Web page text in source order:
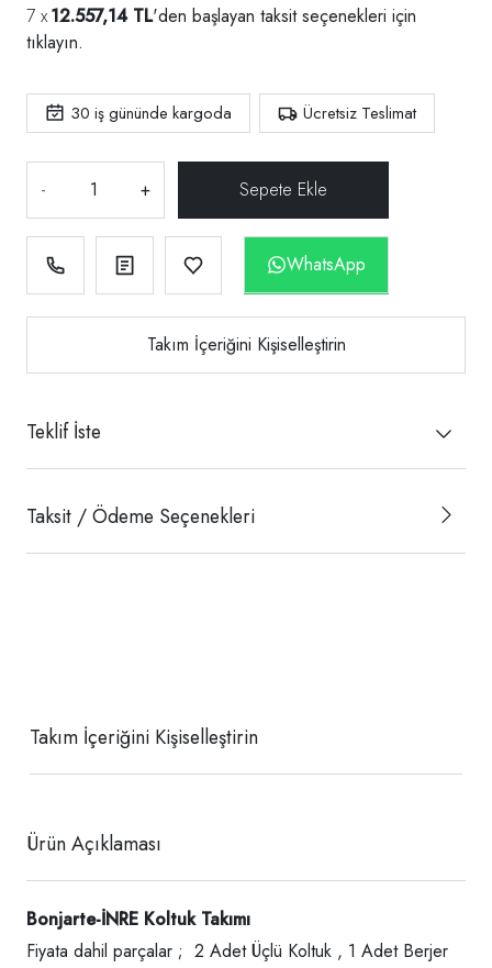
12.557,14 TL'den başlayan taksit seçenekleri için
tıklayın.
30 iş gününde kargoda Ücretsiz Teslimat
- +
WhatsApp
Takım İçeriğini Kişiselleştirin
Teklif İste
Taksit / Ödeme Seçenekleri
Takım İçeriğini Kişiselleştirin
Ürün Açıklaması
Bonjarte-İNRE Koltuk Takımı
Fiyata dahil parçalar ; 2 Adet Üçlü Koltuk , 1 Adet Berjer